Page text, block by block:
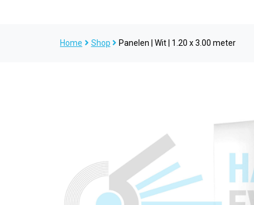
Home Shop Panelen | Wit | 1.20 x 3.00 meter